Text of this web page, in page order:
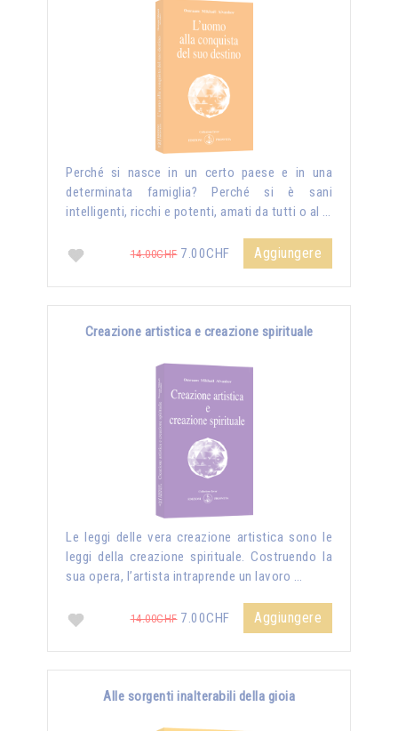
Perché si nasce in un certo paese e in una
determinata famiglia? Perché si è sani
intelligenti, ricchi e potenti, amati da tutti o al …
14.00CHF7.00CHF Aggiungere
Creazione artistica e creazione spirituale
Le leggi delle vera creazione artistica sono le
leggi della creazione spirituale. Costruendo la
sua opera, l’artista intraprende un lavoro …
14.00CHF7.00CHF Aggiungere
Alle sorgenti inalterabili della gioia